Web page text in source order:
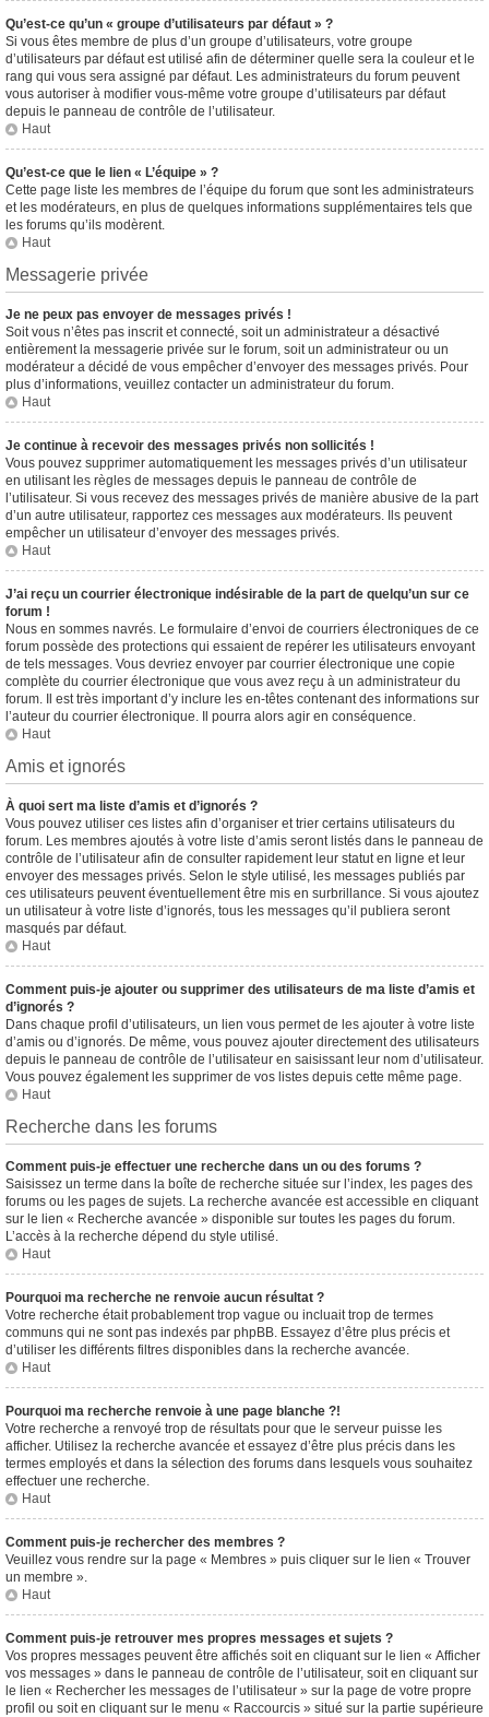
Qu’est-ce qu’un « groupe d’utilisateurs par défaut » ?
Si vous êtes membre de plus d’un groupe d’utilisateurs, votre groupe
d’utilisateurs par défaut est utilisé afin de déterminer quelle sera la couleur et le
rang qui vous sera assigné par défaut. Les administrateurs du forum peuvent
vous autoriser à modifier vous-même votre groupe d’utilisateurs par défaut
depuis le panneau de contrôle de l’utilisateur.
Haut
Qu’est-ce que le lien « L’équipe » ?
Cette page liste les membres de l’équipe du forum que sont les administrateurs
et les modérateurs, en plus de quelques informations supplémentaires tels que
les forums qu’ils modèrent.
Haut
Messagerie privée
Je ne peux pas envoyer de messages privés !
Soit vous n’êtes pas inscrit et connecté, soit un administrateur a désactivé
entièrement la messagerie privée sur le forum, soit un administrateur ou un
modérateur a décidé de vous empêcher d’envoyer des messages privés. Pour
plus d’informations, veuillez contacter un administrateur du forum.
Haut
Je continue à recevoir des messages privés non sollicités !
Vous pouvez supprimer automatiquement les messages privés d’un utilisateur
en utilisant les règles de messages depuis le panneau de contrôle de
l’utilisateur. Si vous recevez des messages privés de manière abusive de la part
d’un autre utilisateur, rapportez ces messages aux modérateurs. Ils peuvent
empêcher un utilisateur d’envoyer des messages privés.
Haut
J’ai reçu un courrier électronique indésirable de la part de quelqu’un sur ce
forum !
Nous en sommes navrés. Le formulaire d’envoi de courriers électroniques de ce
forum possède des protections qui essaient de repérer les utilisateurs envoyant
de tels messages. Vous devriez envoyer par courrier électronique une copie
complète du courrier électronique que vous avez reçu à un administrateur du
forum. Il est très important d’y inclure les en-têtes contenant des informations sur
l’auteur du courrier électronique. Il pourra alors agir en conséquence.
Haut
Amis et ignorés
À quoi sert ma liste d’amis et d’ignorés ?
Vous pouvez utiliser ces listes afin d’organiser et trier certains utilisateurs du
forum. Les membres ajoutés à votre liste d’amis seront listés dans le panneau de
contrôle de l’utilisateur afin de consulter rapidement leur statut en ligne et leur
envoyer des messages privés. Selon le style utilisé, les messages publiés par
ces utilisateurs peuvent éventuellement être mis en surbrillance. Si vous ajoutez
un utilisateur à votre liste d’ignorés, tous les messages qu’il publiera seront
masqués par défaut.
Haut
Comment puis-je ajouter ou supprimer des utilisateurs de ma liste d’amis et
d’ignorés ?
Dans chaque profil d’utilisateurs, un lien vous permet de les ajouter à votre liste
d’amis ou d’ignorés. De même, vous pouvez ajouter directement des utilisateurs
depuis le panneau de contrôle de l’utilisateur en saisissant leur nom d’utilisateur.
Vous pouvez également les supprimer de vos listes depuis cette même page.
Haut
Recherche dans les forums
Comment puis-je effectuer une recherche dans un ou des forums ?
Saisissez un terme dans la boîte de recherche située sur l’index, les pages des
forums ou les pages de sujets. La recherche avancée est accessible en cliquant
sur le lien « Recherche avancée » disponible sur toutes les pages du forum.
L’accès à la recherche dépend du style utilisé.
Haut
Pourquoi ma recherche ne renvoie aucun résultat ?
Votre recherche était probablement trop vague ou incluait trop de termes
communs qui ne sont pas indexés par phpBB. Essayez d’être plus précis et
d’utiliser les différents filtres disponibles dans la recherche avancée.
Haut
Pourquoi ma recherche renvoie à une page blanche ?!
Votre recherche a renvoyé trop de résultats pour que le serveur puisse les
afficher. Utilisez la recherche avancée et essayez d’être plus précis dans les
termes employés et dans la sélection des forums dans lesquels vous souhaitez
effectuer une recherche.
Haut
Comment puis-je rechercher des membres ?
Veuillez vous rendre sur la page « Membres » puis cliquer sur le lien « Trouver
un membre ».
Haut
Comment puis-je retrouver mes propres messages et sujets ?
Vos propres messages peuvent être affichés soit en cliquant sur le lien « Afficher
vos messages » dans le panneau de contrôle de l’utilisateur, soit en cliquant sur
le lien « Rechercher les messages de l’utilisateur » sur la page de votre propre
profil ou soit en cliquant sur le menu « Raccourcis » situé sur la partie supérieure